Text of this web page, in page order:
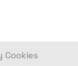
Cookies